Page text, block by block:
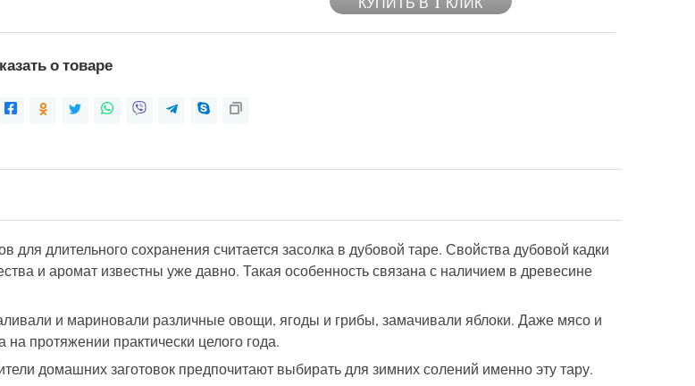
о товаре
длительного сохранения считается засолка в дубовой таре. Свойства дубовой кадки
и аромат известны уже давно. Такая особенность связана с наличием в древесине
и мариновали различные овощи, ягоды и грибы, замачивали яблоки. Даже мясо и
протяжении практически целого года.
домашних заготовок предпочитают выбирать для зимних солений именно эту тару.